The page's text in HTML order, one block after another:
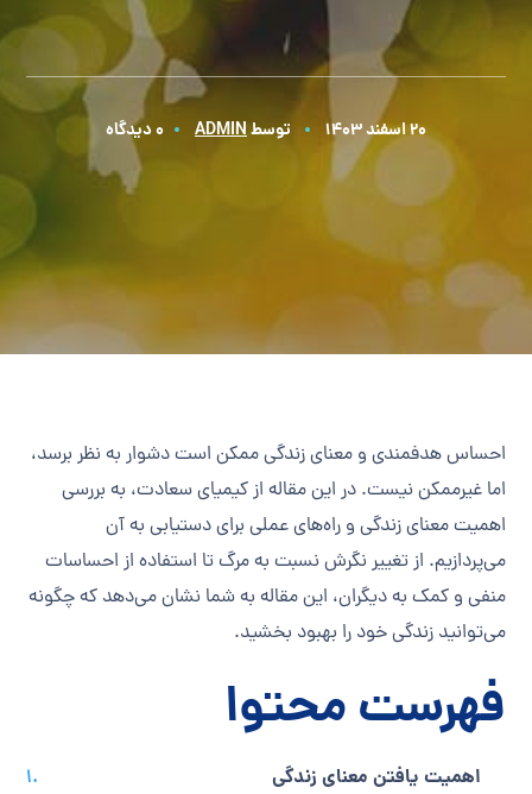
20 اسفند 1403 توسطADMIN 0 دیدگاه
احساس هدفمندی و معنای زندگی ممکن است دشوار به نظر برسد،
اما غیرممکن نیست. در این مقاله از کیمیای سعادت، به بررسی
اهمیت معنای زندگی و راه‌های عملی برای دستیابی به آن
می‌پردازیم. از تغییر نگرش نسبت به مرگ تا استفاده از احساسات
منفی و کمک به دیگران، این مقاله به شما نشان می‌دهد که چگونه
می‌توانید زندگی خود را بهبود بخشید.
فهرست محتوا
اهمیت یافتن معنای زندگی